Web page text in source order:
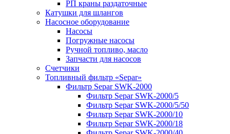
РП краны раздаточные
Катушки для шлангов
Насосное оборудование
Насосы
Погружные насосы
Ручной топливо, масло
Запчасти для насосов
Счетчики
Топливный фильтр «Separ»
Фильтр Separ SWK-2000
Фильтр Separ SWK-2000/5
Фильтр Separ SWK-2000/5/50
Фильтр Separ SWK-2000/10
Фильтр Separ SWK-2000/18